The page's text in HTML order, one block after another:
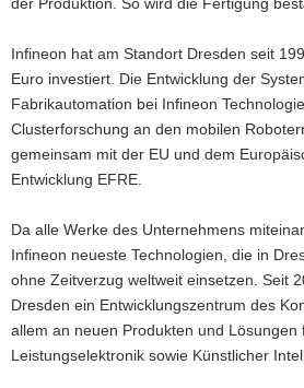
Infineon hat am Standort Dresden seit
Euro investiert. Die Entwicklung der
Fabrikautomation bei Infineon
Clusterforschung an den mobilen
gemeinsam mit der EU und dem
Entwicklung EFRE.
Da alle Werke des Unternehmens
Infineon neueste Technologien, die in
ohne Zeitverzug weltweit einsetzen. Seit
Dresden ein Entwicklungszentrum des
allem an neuen Produkten und Lösungen
Leistungselektronik sowie Künstlicher